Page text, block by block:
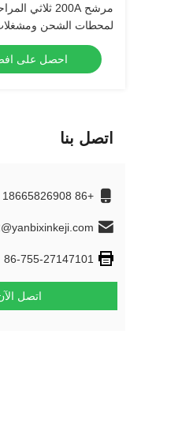
لمحطات الشحن
الكهربائية وأنظمة
الكهربائية
احصل على
اتصل بنا
+86 18665826908
86-755-27147101
اتصل